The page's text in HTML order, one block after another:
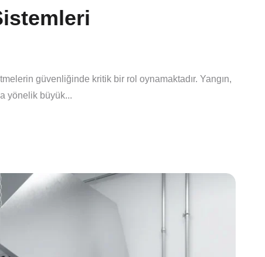
güvenliğinde kritik bir rol oynamaktadır. Yangın,
yönelik büyük...